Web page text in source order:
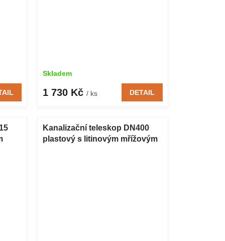
Skladem
1 730 Kč / ks DETAIL
Kanalizační teleskop DN400
plastový s litinovým mřížovým